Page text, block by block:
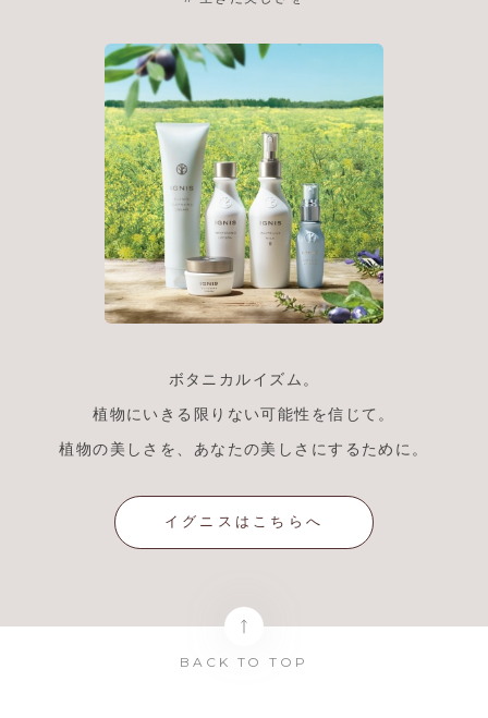
ボタニカルイズム。
植物にいきる限りない可能性を信じて。
植物の美しさを、あなたの美しさにするために。
イグニスはこちらへ
BACK TO TOP